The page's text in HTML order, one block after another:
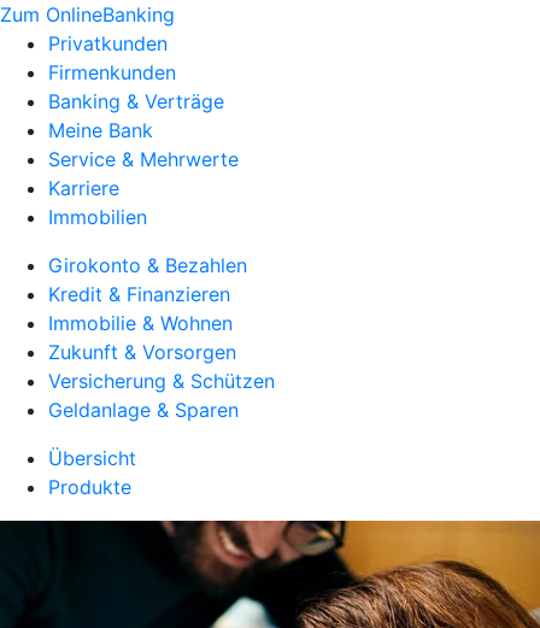
Zum OnlineBanking
Privatkunden
Firmenkunden
Banking & Verträge
Meine Bank
Service & Mehrwerte
Karriere
Immobilien
Girokonto & Bezahlen
Kredit & Finanzieren
Immobilie & Wohnen
Zukunft & Vorsorgen
Versicherung & Schützen
Geldanlage & Sparen
Übersicht
Produkte